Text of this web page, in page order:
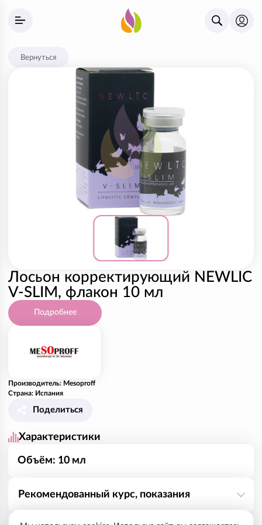
Вернуться
Лосьон корректирующий NEWLIC
V-SLIM, флакон 10 мл
Подробнее
Производитель: Mesoproff
Страна: Испания
Поделиться
Характеристики
Объём: 10 мл
Рекомендованный курс, показания